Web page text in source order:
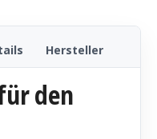
Hersteller
den